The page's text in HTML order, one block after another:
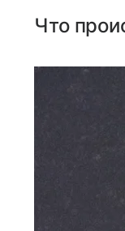
Что